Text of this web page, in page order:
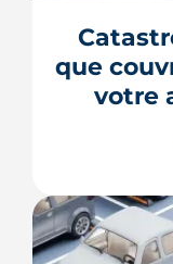
tient
reste la clé
que
votre